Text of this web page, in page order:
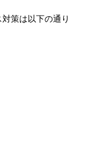
策は以下の通り